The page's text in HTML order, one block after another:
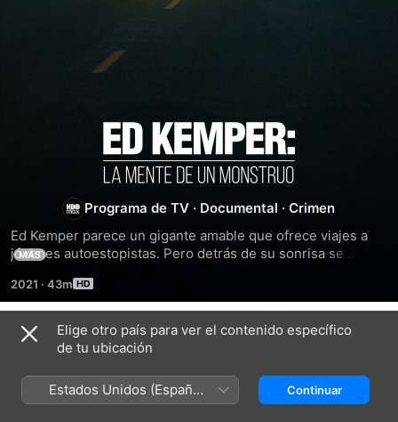
Ed
Kemper:
la
mente
de
un
monstruo
Programa de TV · Documental ·Crimen
Ed Kemper parece un gigante amable que ofrece viajes a
jóvenes autoestopistas. Pero detrás de su sonrisa se
las oscuras fantasías que se esconden detrás de uno de los
asesinos más conocidos de EUA.
MÁS
2021 · 43m
Temporada 1
Elige otro país para ver el contenido específico
de tu ubicación
Estados Unidos (Español
México)
Continuar